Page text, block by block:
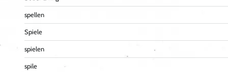
spellen
Spiele
spielen
spile